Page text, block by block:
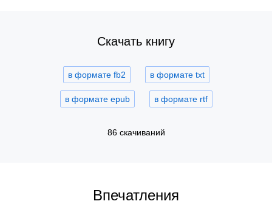
Скачать книгу
в формате fb2 в формате txt
в формате epub в формате rtf
86 скачиваний
Впечатления